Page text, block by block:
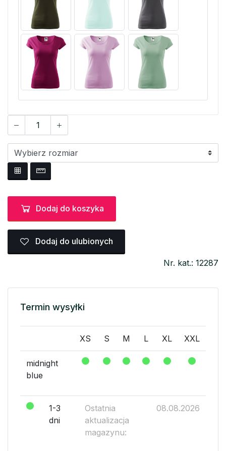
Dodaj do koszyka
Dodaj do ulubionych
Nr. kat.: 12287
Termin wysyłki
XS S M L XL XXL
midnight
blue
1-3
dni
Ostatnia
aktualizacja
magazynu:
08.08.2026